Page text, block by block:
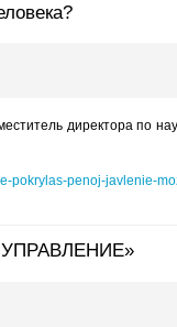
директора
pokrylas-penoj-javlenie-